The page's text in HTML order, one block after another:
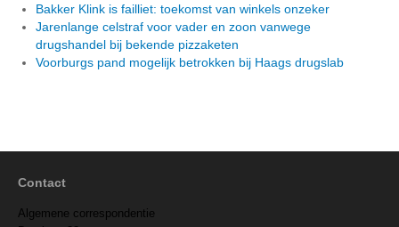
Bakker Klink is failliet: toekomst van winkels onzeker
Jarenlange celstraf voor vader en zoon vanwege
drugshandel bij bekende pizzaketen
Voorburgs pand mogelijk betrokken bij Haags drugslab
Contact
Algemene correspondentie